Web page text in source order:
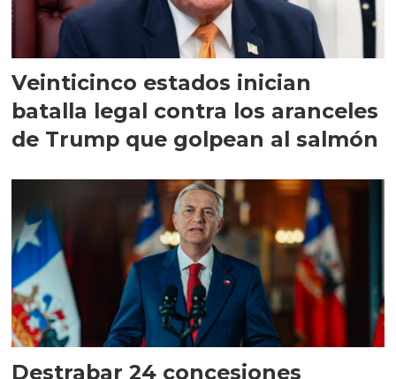
Veinticinco estados inician
batalla legal contra los aranceles
de Trump que golpean al salmón
Destrabar 24 concesiones